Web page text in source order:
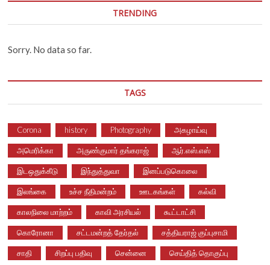
TRENDING
Sorry. No data so far.
TAGS
Corona history Photography அகழாய்வு
அமெரிக்கா அருண்குமார் தங்கராஜ் ஆர்.எஸ்.எஸ்
இடஒதுக்கீடு இந்துத்துவா இனப்படுகொலை
இலங்கை உச்ச நீதிமன்றம் ஊடகங்கள் கல்வி
காலநிலை மாற்றம் காவி அரசியல் கூட்டாட்சி
கொரோனா சட்டமன்றத் தேர்தல் சத்தியராஜ் குப்புசாமி
சாதி சிறப்பு பதிவு சென்னை செய்தித் தொகுப்பு